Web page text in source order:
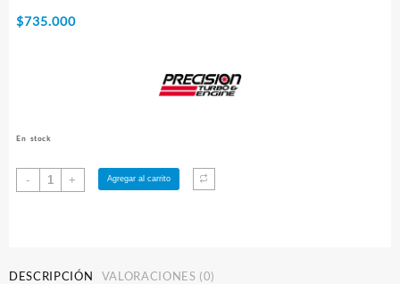
$735.000
En stock
-
Wastegate
PW46
+ Agregar al carrito
DESCRIPCIÓN VALORACIONES (0)